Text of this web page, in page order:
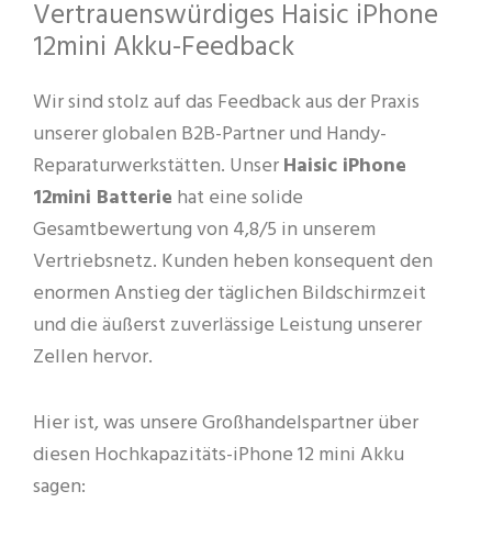
Vertrauenswürdiges Haisic iPhone
12mini Akku-Feedback
Wir sind stolz auf das Feedback aus der Praxis
unserer globalen B2B-Partner und Handy-
Reparaturwerkstätten. UnserHaisic iPhone
12mini Batterie hat eine solide
Gesamtbewertung von 4,8/5 in unserem
Vertriebsnetz. Kunden heben konsequent den
enormen Anstieg der täglichen Bildschirmzeit
und die äußerst zuverlässige Leistung unserer
Zellen hervor.
Hier ist, was unsere Großhandelspartner über
diesen Hochkapazitäts-iPhone 12 mini Akku
sagen: